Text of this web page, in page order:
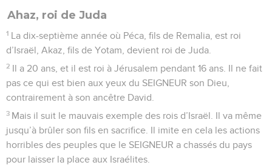
Ahaz, roi de Juda
1 La dix-septième année où Péca, fils de Remalia, est roi
d’Israël, Akaz, fils de Yotam, devient roi de Juda.
2 Il a 20 ans, et il est roi à Jérusalem pendant 16 ans. Il ne fait
pas ce qui est bien aux yeux du SEIGNEUR son Dieu,
contrairement à son ancêtre David.
3 Mais il suit le mauvais exemple des rois d’Israël. Il va même
jusqu’à brûler son fils en sacrifice. Il imite en cela les actions
horribles des peuples que le SEIGNEUR a chassés du pays
pour laisser la place aux Israélites.